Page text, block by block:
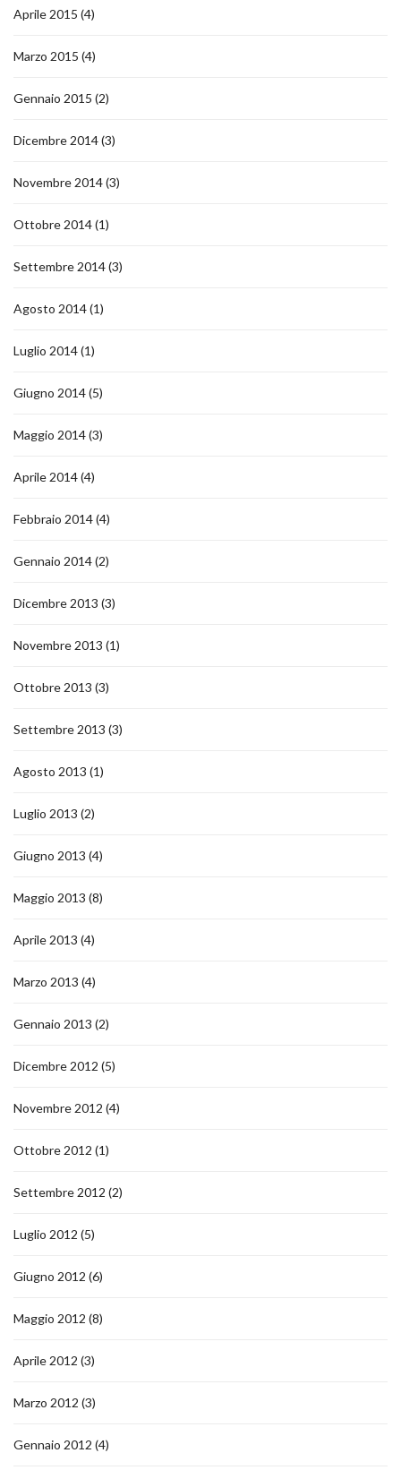
Aprile 2015 (4)
Marzo 2015 (4)
Gennaio 2015 (2)
Dicembre 2014(3)
Novembre 2014(3)
Ottobre 2014(1)
Settembre 2014(3)
Agosto 2014(1)
Luglio 2014(1)
Giugno 2014(5)
Maggio 2014(3)
Aprile 2014(4)
Febbraio 2014(4)
Gennaio 2014(2)
Dicembre 2013 (3)
Novembre 2013 (1)
Ottobre 2013 (3)
Settembre 2013 (3)
Agosto 2013 (1)
Luglio 2013 (2)
Giugno 2013 (4)
Maggio 2013 (8)
Aprile 2013 (4)
Marzo 2013 (4)
Gennaio 2013 (2)
Dicembre 2012 (5)
Novembre 2012 (4)
Ottobre 2012 (1)
Settembre 2012 (2)
Luglio 2012 (5)
Giugno 2012 (6)
Maggio 2012 (8)
Aprile 2012 (3)
Marzo 2012 (3)
Gennaio 2012 (4)